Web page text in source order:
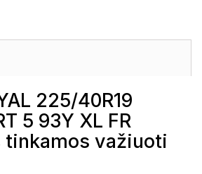
225/40R19
5 93Y XL FR
tinkamos važiuoti